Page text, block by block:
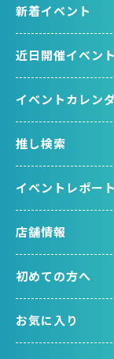
新着イベント
近日開催イベント
イベントカレン
推し検索
イベントレポート
店舗情報
初めての方へ
お気に入り